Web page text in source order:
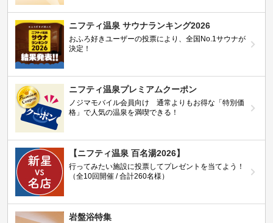
ニフティ温泉 サウナランキング2026
おふろ好きユーザーの投票により、全国No.1サウナが
決定！
ニフティ温泉プレミアムクーポン
ノジマモバイル会員向け 通常よりもお得な「特別価
格」で人気の温泉を満喫できる！
【ニフティ温泉 百名湯2026】
行ってみたい施設に投票してプレゼントを当てよう！
（全10回開催 / 合計260名様）
岩盤浴特集